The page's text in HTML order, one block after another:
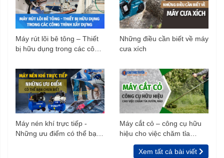
Máy rút lõi bê tông – Thiết
bị hữu dụng trong các công
Những điều cần biết về máy
cưa xích
Máy nén khí trực tiếp -
Những ưu điểm có thể bạn
Máy cắt cỏ – công cụ hữu
hiệu cho việc chăm tỉa
vườn, rào
Xem tất cả bài viết